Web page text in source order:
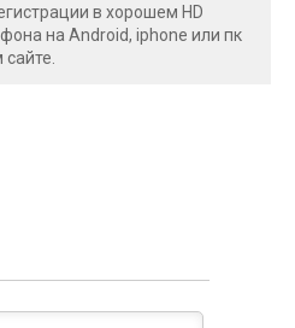
в хорошем HD
на Android, iphone или пк